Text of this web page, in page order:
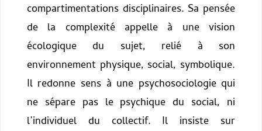
compartimentations disciplinaires. Sa pensée
de la complexité appelle à une vision
écologique du sujet, relié à son
environnement physique, social, symbolique.
Il redonne sens à une psychosociologie qui
ne sépare pas le psychique du social, ni
l’individuel du collectif. Il insiste sur